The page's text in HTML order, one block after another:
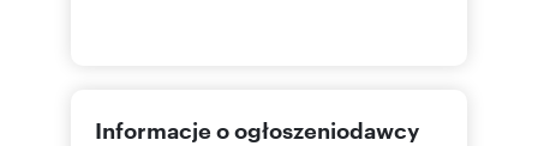
Informacje o ogłoszeniodawcy